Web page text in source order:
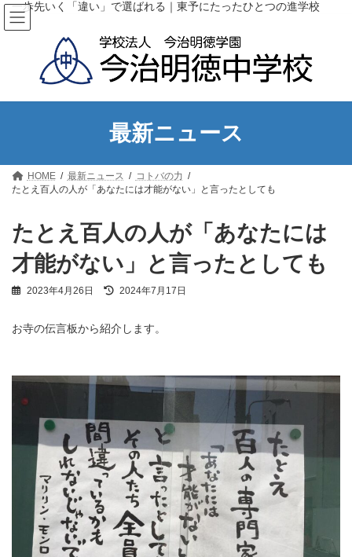
コ
ン
テ
キ
ナ
ビ
ゲ
に
一歩先いく「違い」で選ばれる｜東予にたったひとつの進学校
最新ニュース
HOME 最新ニュース
コトバの力
たとえ百人の人が「あなたには才能がない」と言ったとしても
たとえ百人の人が「あなたには
才能がない」と言ったとしても
2023年4月26日
最
新
2024年7月17日
お寺の伝言板から紹介します。